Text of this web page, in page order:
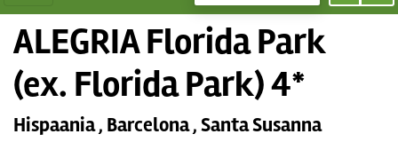
ALEGRIA Florida Park
(ex. Florida Park) 4*
Hispaania , Barcelona , Santa Susanna